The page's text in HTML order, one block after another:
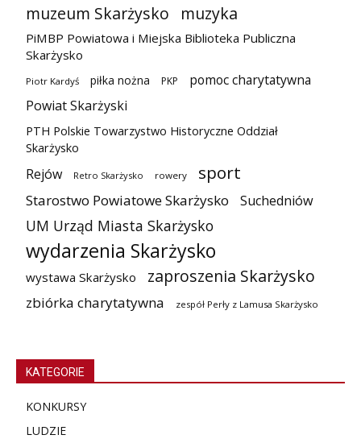
muzeum Skarżysko
muzyka
PiMBP Powiatowa i Miejska Biblioteka Publiczna
Skarżysko
Piotr Kardyś piłka nożna PKP
pomoc charytatywna
Powiat Skarżyski
PTH Polskie Towarzystwo Historyczne Oddział
Skarżysko
Rejów Retro Skarżysko rowery sport
Starostwo Powiatowe Skarżysko Suchedniów
UM Urząd Miasta Skarżysko
wydarzenia Skarżysko
wystawa Skarżysko zaproszenia Skarżysko
zbiórka charytatywna zespół Perły z Lamusa Skarżysko
KATEGORIE
KONKURSY
LUDZIE